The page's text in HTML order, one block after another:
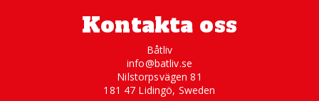
Kontakta oss
Båtliv
info@batliv.se
Nilstorpsvägen 81
181 47 Lidingö, Sweden